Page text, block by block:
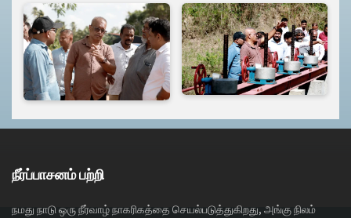
நீர்ப்பாசனம் பற்றி
நமது நாடு ஒரு நீர்வாழ் நாகரிகத்தை செயல்படுத்துகிறது, அங்கு நிலம்